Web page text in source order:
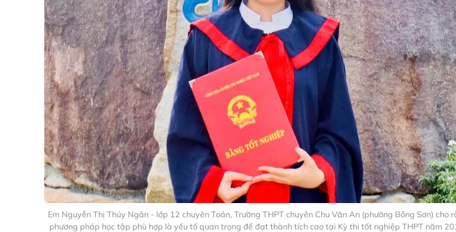
Em Nguyễn Thị Thúy Ngân - lớp 12 chuyên Toán, Trường THPT chuyên Chu Văn An (phường Bồng Sơn) cho
phương pháp học tập phù hợp là yếu tố quan trọng để đạt thành tích cao tại Kỳ thi tốt nghiệp THPT năm